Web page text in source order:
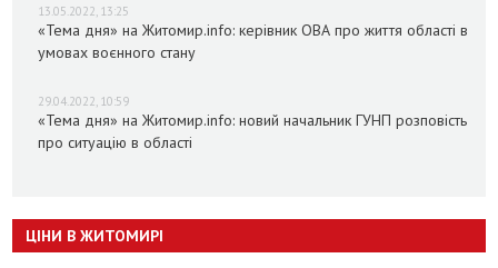
13.05.2022, 13:25
«Тема дня» на Житомир.info: керівник ОВА про життя області в
умовах воєнного стану
29.04.2022, 10:59
«Тема дня» на Житомир.info: новий начальник ГУНП розповість
про ситуацію в області
ЦІНИ В ЖИТОМИРІ